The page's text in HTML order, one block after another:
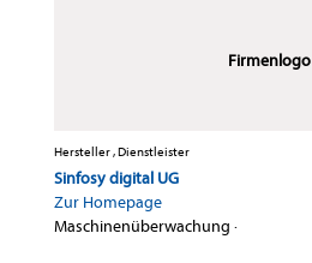
Firmenlogo
Hersteller , Dienstleister
Sinfosy digital UG
Zur Homepage
Maschinenüberwachung ·